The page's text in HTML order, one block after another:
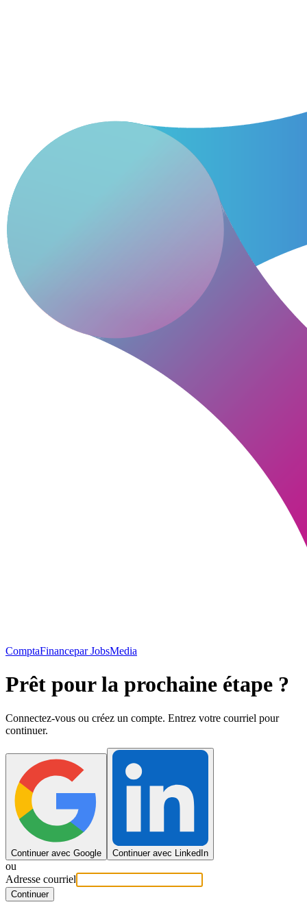
ComptaFinancepar JobsMedia
Prêt pour la prochaine étape ?
Connectez-vous ou créez un compte. Entrez votre courriel pour
continuer.
Continuer avec Google Continuer avec LinkedIn
ou
Adresse courriel
Continuer